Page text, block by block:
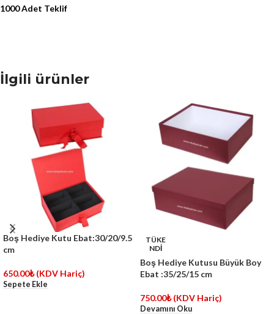
1000 Adet Teklif
İlgili ürünler
Boş Hediye Kutu Ebat:30/20/9.5
cm
650.00₺ (KDV Hariç)
Sepete Ekle
TÜKE
NDİ
Boş Hediye Kutusu Büyük Boy
Ebat :35/25/15 cm
750.00₺ (KDV Hariç)
Devamını Oku